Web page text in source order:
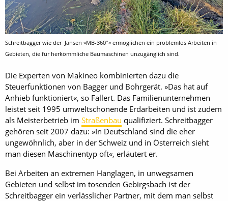
Schreitbagger wie der Jansen »MB-360°« ermöglichen ein problemlos Arbeiten in
Gebieten, die für herkömmliche Baumaschinen unzugänglich sind.
Die Experten von Makineo kombinierten dazu die
Steuerfunktionen von Bagger und Bohrgerät. »Das hat auf
Anhieb funktioniert«, so Fallert. Das Familienunternehmen
leistet seit 1995 umweltschonende Erdarbeiten und ist zudem
als Meisterbetrieb im Straßenbau qualifiziert. Schreitbagger
gehören seit 2007 dazu: »In Deutschland sind die eher
ungewöhnlich, aber in der Schweiz und in Österreich sieht
man diesen Maschinentyp oft«, erläutert er.
Bei Arbeiten an extremen Hanglagen, in unwegsamen
Gebieten und selbst im tosenden Gebirgsbach ist der
Schreitbagger ein verlässlicher Partner, mit dem man selbst